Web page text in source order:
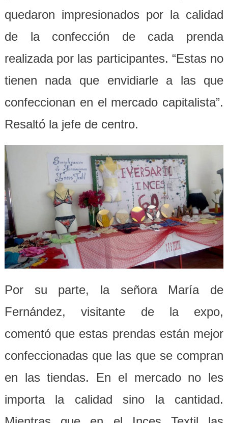
quedaron impresionados por la calidad
de la confección de cada prenda
realizada por las participantes. “Estas no
tienen nada que envidiarle a las que
confeccionan en el mercado capitalista”.
Resaltó la jefe de centro.
Por su parte, la señora María de
Fernández, visitante de la expo,
comentó que estas prendas están mejor
confeccionadas que las que se compran
en las tiendas. En el mercado no les
importa la calidad sino la cantidad.